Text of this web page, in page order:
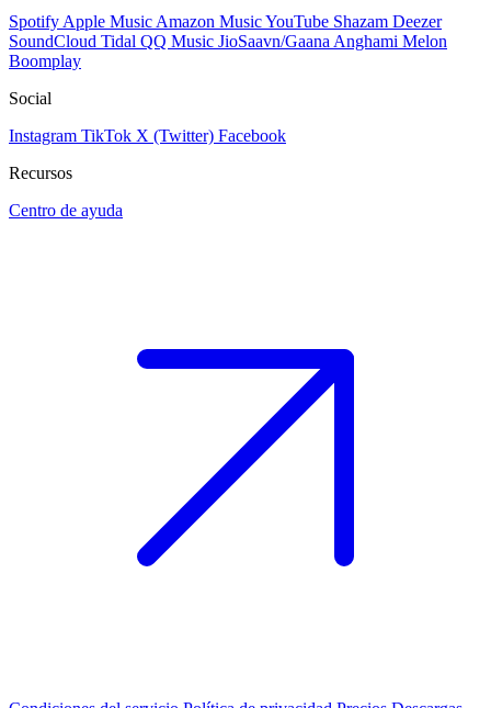
Spotify Apple Music Amazon MusicYouTube Shazam Deezer
SoundCloud Tidal QQ Music JioSaavn/Gaana Anghami Melon
Boomplay
Social
Instagram TikTok X (Twitter) Facebook
Recursos
Centro de ayuda